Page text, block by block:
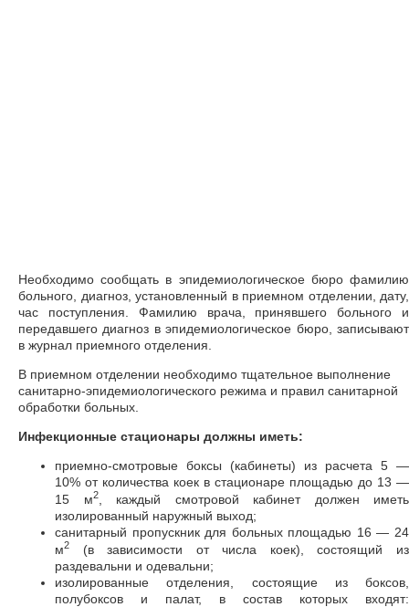
Необходимо сообщать в эпидемиологическое бюро фамилию
больного, диагноз, установленный в приемном отделении, дату,
час поступления. Фамилию врача, принявшего больного и
передавшего диагноз в эпидемиологическое бюро, записывают
в журнал приемного отделения.
В приемном отделении необходимо тщательное выполнение
санитарно-эпидемиологического режима и правил санитарной
обработки больных.
Инфекционные стационары должны иметь:
приемно-смотровые боксы (кабинеты) из расчета 5 —
10% от количества коек в стационаре площадью до 13 —
15 м2, каждый смотровой кабинет должен иметь
изолированный наружный выход;
санитарный пропускник для больных площадью 16 — 24
м2
(в зависимости от числа коек), состоящий из
раздевальни и одевальни;
изолированные отделения, состоящие из боксов,
полубоксов и палат, в состав которых входят: